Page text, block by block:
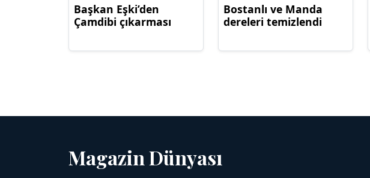
Başkan Eşki’den
Çamdibi çıkarması
Bostanlı ve Manda
dereleri temizlendi
Magazin Dünyası